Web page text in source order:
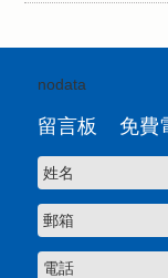
nodata
留言板 免費